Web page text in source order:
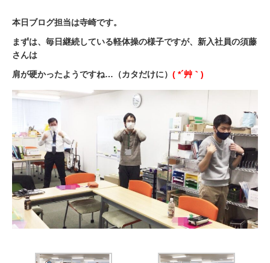
本日ブログ担当は寺崎です。
まずは、毎日継続している軽体操の様子ですが、新入社員の須藤
さんは
肩が硬かったようですね…（カタだけに） ( *´艸｀)